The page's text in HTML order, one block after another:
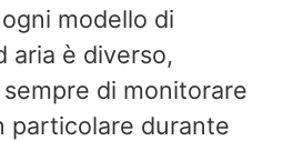
modello di
aria è diverso,
di monitorare
particolare durante